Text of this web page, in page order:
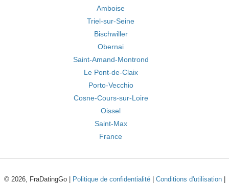
Amboise
Triel-sur-Seine
Bischwiller
Obernai
Saint-Amand-Montrond
Le Pont-de-Claix
Porto-Vecchio
Cosne-Cours-sur-Loire
Oissel
Saint-Max
France
© 2026, FraDatingGo | Politique de confidentialité| Conditions d'utilisation|